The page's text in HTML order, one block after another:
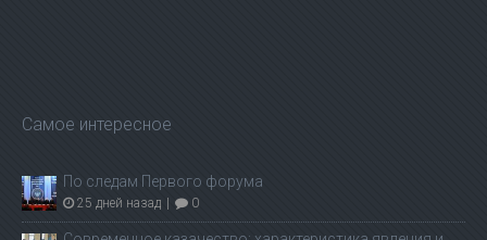
Самое интересное
По следам Первого форума
25 дней назад | 0